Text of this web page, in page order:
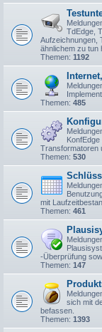
TdEdge,
Aufzeichnungen,
ähnlichem zu tun
Themen: 1192
Themen: 485
Transformatoren
Themen: 530
mit
Themen: 461
-Überprüfung
Themen: 147
sich mit
befassen.
Themen: 1393